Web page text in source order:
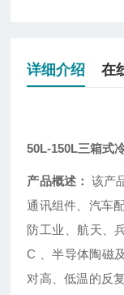
详细介绍 在
50L-150L三箱式
产品概述： 该产
通讯组件、汽车
防工业、航天、
C 、半导体陶磁
对高、低温的反